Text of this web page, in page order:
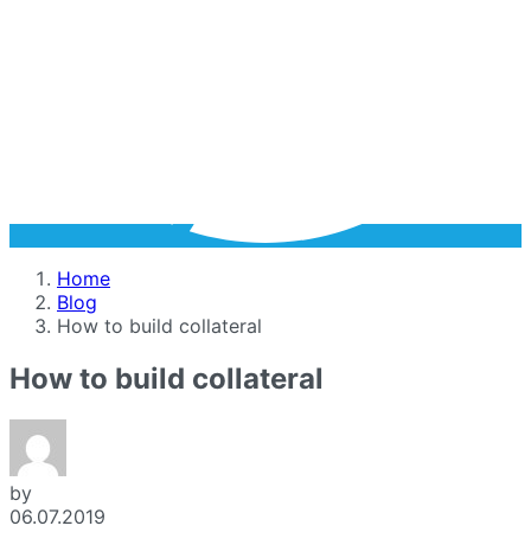
Home
Blog
How to build collateral
How to build collateral
by
06.07.2019